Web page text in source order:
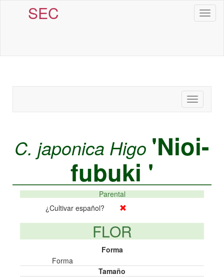
SEC
Toggle
navigation
C. japonica Higo 'Nioi-
fubuki '
Parental
¿Cultivar español?
FLOR
Forma
Forma
Tamaño